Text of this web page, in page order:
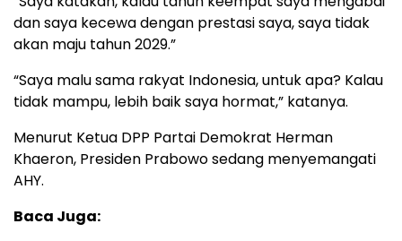
dan saya kecewa dengan prestasi saya, saya tidak
akan maju tahun 2029.”
“Saya malu sama rakyat Indonesia, untuk apa? Kalau
tidak mampu, lebih baik saya hormat,” katanya.
Menurut Ketua DPP Partai Demokrat Herman
Khaeron, Presiden Prabowo sedang menyemangati
AHY.
Baca Juga: